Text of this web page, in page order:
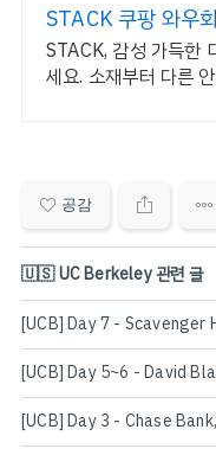
STACK 쿠팡 와우
STACK, 감성 가득한
세요. 소재부터 다른
공감
🇺🇸 UC Berkeley 관련 글
[UCB] Day 7 - Scavenger
[UCB] Day 5~6 - David
[UCB] Day 3 - Chase